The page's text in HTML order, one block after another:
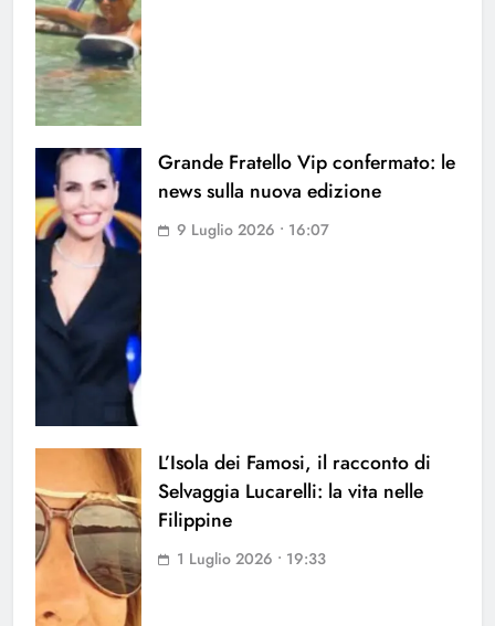
Grande Fratello Vip confermato: le
news sulla nuova edizione
9 Luglio 2026 • 16:07
L’Isola dei Famosi, il racconto di
Selvaggia Lucarelli: la vita nelle
Filippine
1 Luglio 2026 • 19:33